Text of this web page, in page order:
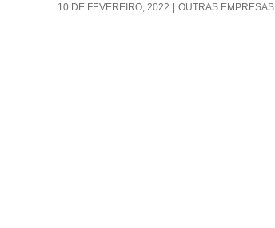
10 DE FEVEREIRO, 2022 | OUTRAS EMPRESAS